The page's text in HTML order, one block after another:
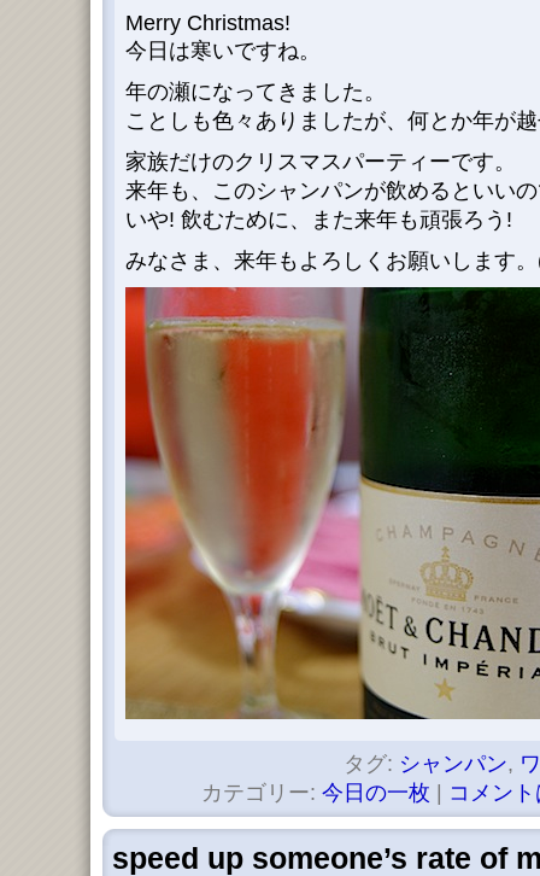
Merry Christmas!
今日は寒いですね。
年の瀬になってきました。
ことしも色々ありましたが、何とか年が
家族だけのクリスマスパーティーです。
来年も、このシャンパンが飲めるといい
いや! 飲むために、また来年も頑張ろう!
みなさま、来年もよろしくお願いします
タグ: シャンパン,
カテゴリー: 今日の一枚 コメン
speed up someone’s rate of